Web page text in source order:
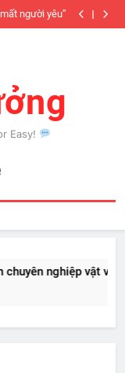
người yêu”
Easy!
nghiệp vật vã